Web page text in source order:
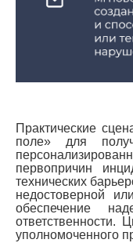
Практические
поле» для
первопричин
технических
недостоверной
обеспечение
ответственности.
уполномоченного